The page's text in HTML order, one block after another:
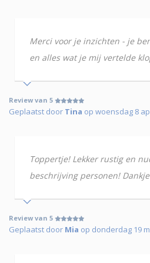
Merci voor je inzichten - je
en alles wat je mij vertelde
Review van 5
Geplaatst door Tina op woensdag 8
Toppertje! Lekker rustig en
beschrijving personen!
Review van 5
Geplaatst door Mia op donderdag 19